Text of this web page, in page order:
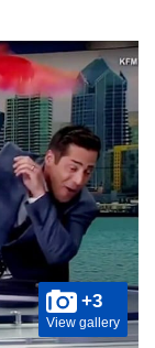
+3
View gallery